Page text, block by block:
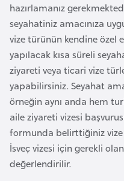
hazırlamanız
seyahatiniz amacınıza
vize türünün kendine özel
yapılacak kısa süreli
ziyareti veya ticari vize
yapabilirsiniz. Seyahat
örneğin aynı anda hem
aile ziyareti vizesi
formunda belirttiğiniz vize
İsveç vizesi için gerekli
değerlendirilir.
B
u
r
k
i
n
a
F
a
s
o